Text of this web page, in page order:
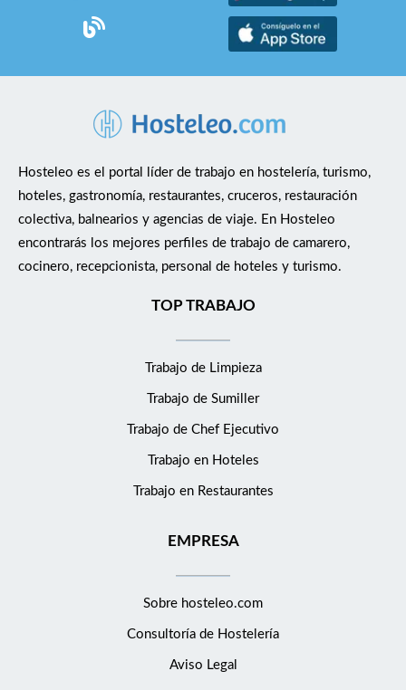
Hosteleo es el portal líder de trabajo en hostelería, turismo,
hoteles, gastronomía, restaurantes, cruceros, restauración
colectiva, balnearios y agencias de viaje. En Hosteleo
encontrarás los mejores perfiles de trabajo de camarero,
cocinero, recepcionista, personal de hoteles y turismo.
TOP TRABAJO
Trabajo de Limpieza
Trabajo de Sumiller
Trabajo de Chef Ejecutivo
Trabajo en Hoteles
Trabajo en Restaurantes
EMPRESA
Sobre hosteleo.com
Consultoría de Hostelería
Aviso Legal